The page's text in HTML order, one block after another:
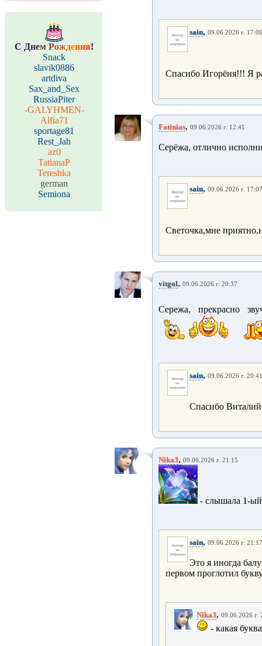
С Днем Рождения!
Snack
slavik0886
artdiva
Sax_and_Sex
RussiaPiter
-GALYHMEN-
Alfia71
sportage81
Rest_Jah
az0
TatianaP
Tereshka
german
Semiona
sain, 09.06.2026 г. 17:06
Спасибо Игорёня!!! Я
Fatinias, 09.06.2026 г. 12:41
Серёжа, отлично
sain, 09.06.2026 г. 17:07
Светочка,мне
vitgol, 09.06.2026 г. 20:37
Сережа, прекрасно
sain, 09.06.2026 г. 20:41
Спасибо
Nika3, 09.06.2026 г. 21:15
- слышала 1-
sain, 09.06.2026 г. 21:17
Это я иногда
первом проглотил
Nika3, 09.06.2026 г.
- какая